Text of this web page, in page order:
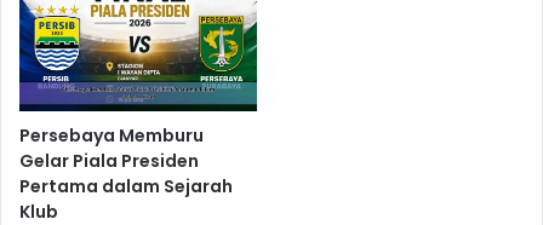
Persebaya Memburu
Gelar Piala Presiden
Pertama dalam Sejarah
Klub